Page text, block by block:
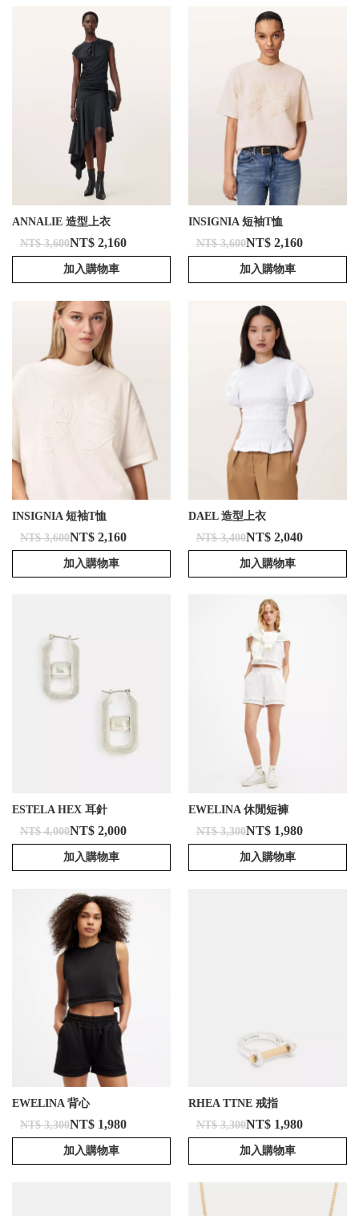
ANNALIE 造型上衣
NT$ 3,600NT$ 2,160
加入購物車
INSIGNIA 短袖T恤
NT$ 3,600NT$ 2,160
加入購物車
INSIGNIA 短袖T恤
NT$ 3,600NT$ 2,160
加入購物車
DAEL 造型上衣
NT$ 3,400NT$ 2,040
加入購物車
ESTELA HEX 耳針
NT$ 4,000NT$ 2,000
加入購物車
EWELINA 休閒短褲
NT$ 3,300NT$ 1,980
加入購物車
EWELINA 背心
NT$ 3,300NT$ 1,980
加入購物車
RHEA TTNE 戒指
NT$ 3,300NT$ 1,980
加入購物車